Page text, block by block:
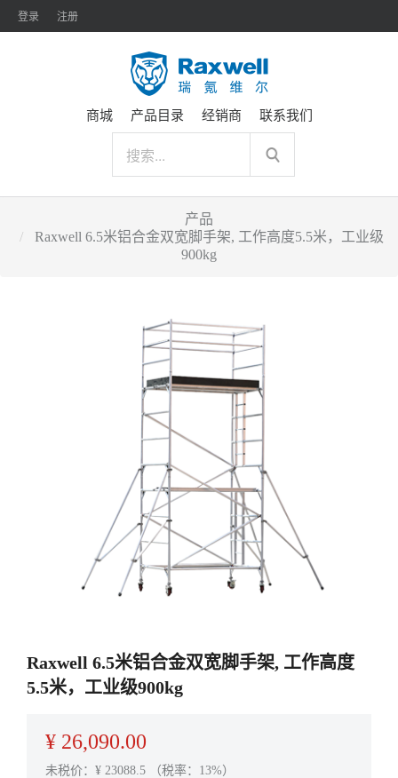
登录 注册
商城 产品目录 经销商 联系我们
产品
Raxwell 6.5米铝合金双宽脚手架, 工作高度5.5米，工业级
900kg
Raxwell 6.5米铝合金双宽脚手架, 工作高度
5.5米，工业级900kg
¥ 26,090.00
未税价：¥ 23088.5 （税率：13%）